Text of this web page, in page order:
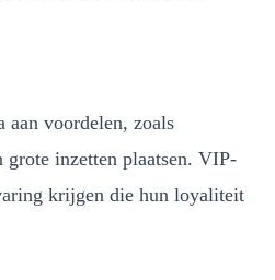
aan voordelen, zoals
grote inzetten plaatsen. VIP-
krijgen die hun loyaliteit